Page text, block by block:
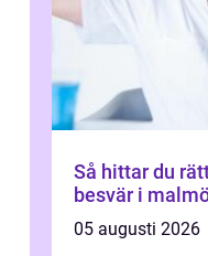
Så hittar du
besvär i
05 augusti 2026